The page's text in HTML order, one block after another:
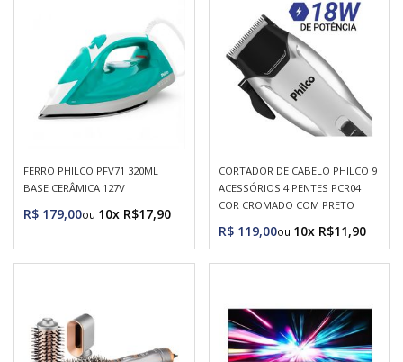
FERRO PHILCO PFV71 320ML
BASE CERÂMICA 127V
R$ 179,00 10x R$17,90
CORTADOR DE CABELO PHILCO 9
ACESSÓRIOS 4 PENTES PCR04
COR CROMADO COM PRETO
R$ 119,00 10x R$11,90